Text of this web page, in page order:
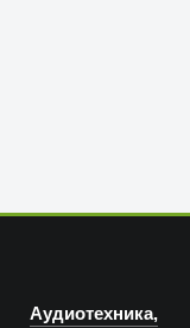
Аудиотехника,